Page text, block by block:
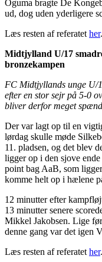
Oguma bragte De
ud, dog uden yderligere
Læs resten af referatet her.
Midtjylland U/17
bronzekampen
FC Midtjyllands unge U/
efter en stor sejr på 5-0
bliver derfor meget
Der var lagt op til en
lørdag skulle møde
11. pladsen, og det blev
ligger op i den sjove
point bag AaB, som
komme helt op i hælene
12 minutter efter
13 minutter senere
Mikkel Jakobsen. Lige
denne gang var det igen
Læs resten af referatet her.